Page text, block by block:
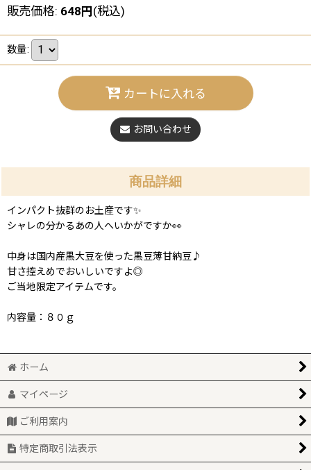
販売価格: 648円(税込)
数量:
カートに入れる
お問い合わせ
商品詳細
インパクト抜群のお土産です✨
シャレの分かるあの人へいかがですか👀
中身は国内産黒大豆を使った黒豆薄甘納豆♪
甘さ控えめでおいしいですよ◎
ご当地限定アイテムです。
内容量：８０ｇ
ホーム
マイページ
ご利用案内
特定商取引法表示